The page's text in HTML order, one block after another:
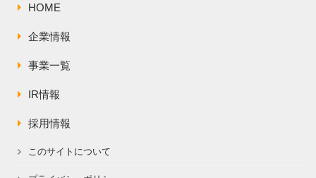
HOME
企業情報
事業一覧
IR情報
採用情報
このサイトについて